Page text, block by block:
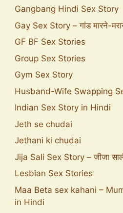
Gangbang Hindi Sex Story
Gay Sex Story – गांड मारने-
GF BF Sex Stories
Group Sex Stories
Gym Sex Story
Husband-Wife Swapping
Indian Sex Story in Hindi
Jeth se chudai
Jethani ki chudai
Jija Sali Sex Story – जीजा
Lesbian Sex Stories
Maa Beta sex kahani –
in Hindi